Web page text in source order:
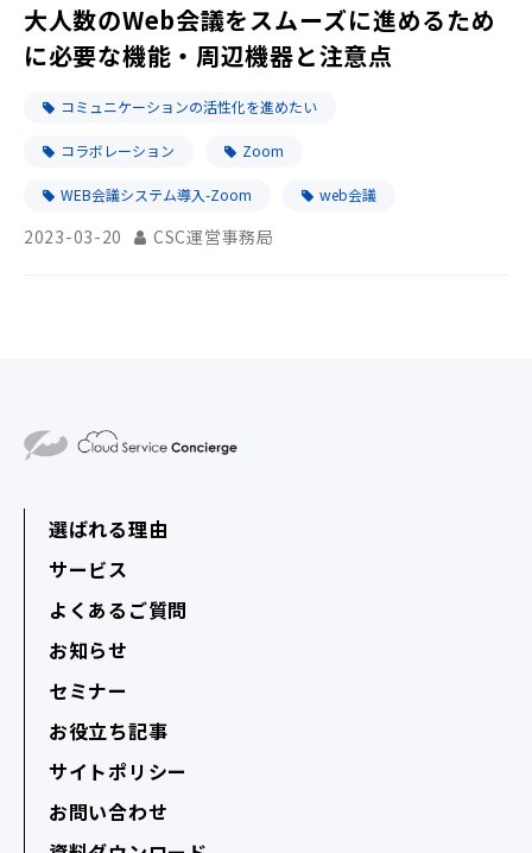
大人数のWeb会議をスムーズに進めるため
に必要な機能・周辺機器と注意点
コミュニケーションの活性化を進めたい
コラボレーション Zoom
WEB会議システム導入-Zoom web会議
2023-03-20 CSC運営事務局
選ばれる理由
サービス
よくあるご質問
お知らせ
セミナー
お役立ち記事
サイトポリシー
お問い合わせ